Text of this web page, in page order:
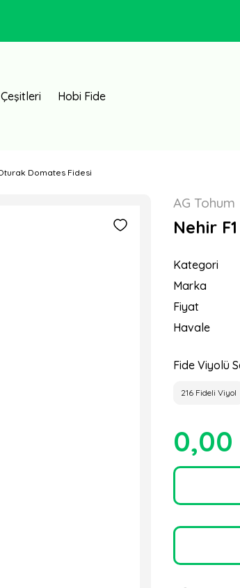
Hobi Fide
Domates Fidesi
AG Tohum
Nehir
Kategori
Marka
Fiyat
Havale
Fide Viyolü
216 Fideli Viyol
0,00